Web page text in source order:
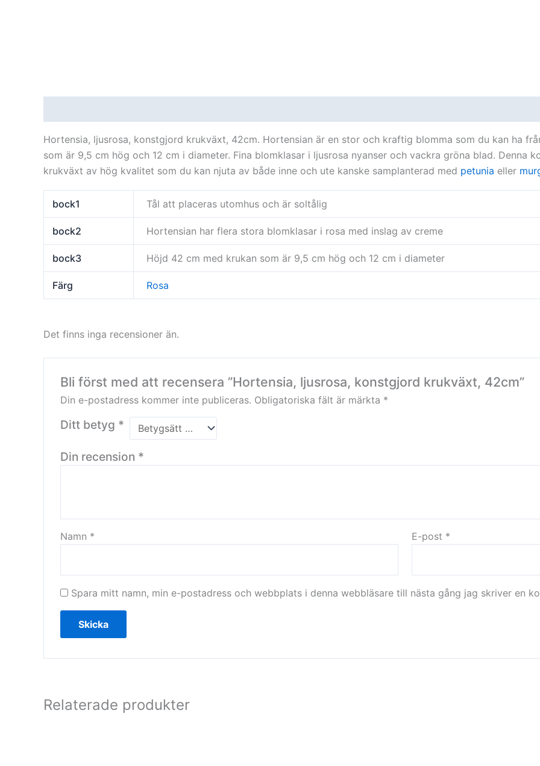
Hortensia, ljusrosa, konstgjord krukväxt, 42cm. Hortensian är en stor och kraftig blomma som du kan ha
som är 9,5 cm hög och 12 cm i diameter. Fina blomklasar i ljusrosa nyanser och vackra gröna blad. Denna
krukväxt av hög kvalitet som du kan njuta av både inne och ute kanske samplanterad med petunia eller
bock1 Tål att placeras utomhus och är soltålig
bock2 Hortensian har flera stora blomklasar i rosa med inslag av creme
bock3 Höjd 42 cm med krukan som är 9,5 cm hög och 12 cm i diameter
Färg Rosa
Det finns inga recensioner än.
Bli först med att recensera ”Hortensia, ljusrosa, konstgjord krukväxt, 42cm”
Din e-postadress kommer inte publiceras. Obligatoriska fält är märkta *
Ditt betyg *
Din recension *
Namn * E-post *
Spara mitt namn, min e-postadress och webbplats i denna webbläsare till nästa gång jag skriver en
Relaterade produkter